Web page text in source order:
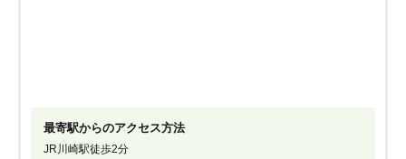
最寄駅からのアクセス方法
JR川崎駅徒歩2分